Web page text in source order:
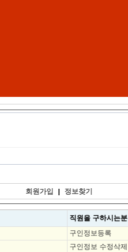
회원가입 | 정보찾기
직원을 구하시는분
구인정보등록
구인정보 수정삭제